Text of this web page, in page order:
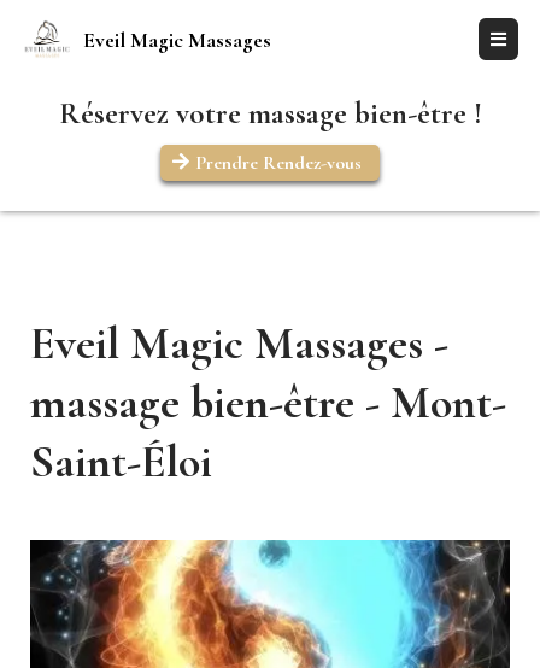
Eveil Magic Massages
Réservez votre massage bien-être !
Prendre Rendez-vous
Eveil Magic Massages -
massage bien-être - Mont-
Saint-Éloi